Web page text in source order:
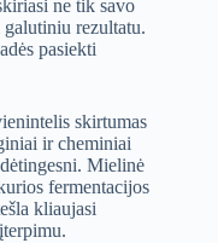
ne tik savo
rezultatu.
pasiekti
skirtumas
ir cheminiai
Mielinė
fermentacijos
kliaujasi